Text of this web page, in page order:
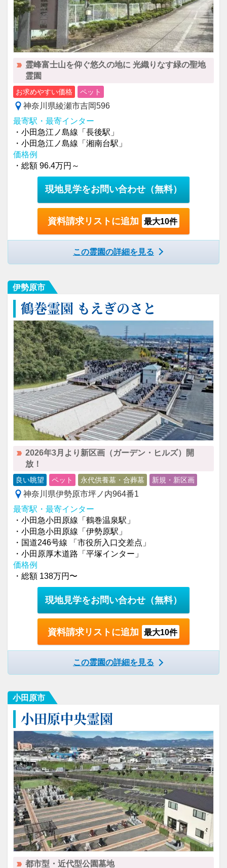
霊峰富士山を仰ぐ悠久の地に 光織りなす緑の聖地
霊園
お求めやすい価格 ペット
神奈川県綾瀬市吉岡596
最寄駅・最寄インター
・小田急江ノ島線「長後駅」
・小田急江ノ島線「湘南台駅」
価格例
・総額 96.4万円～
現地見学をお問い合わせ （無料）
資料請求リストに追加 最大10件
この霊園の詳細を見る
伊勢原市
鶴巻霊園 もえぎのさと
2026年3月より新区画（ガーデン・ヒルズ）開
放！
良い眺望 ペット 永代供養墓・合葬墓 新規・新区画
神奈川県伊勢原市坪ノ内964番1
最寄駅・最寄インター
・小田急小田原線「鶴巻温泉駅」
・小田急小田原線「伊勢原駅」
・国道246号線 「市役所入口交差点」
・小田原厚木道路「平塚インター」
価格例
・総額 138万円〜
現地見学をお問い合わせ （無料）
資料請求リストに追加 最大10件
この霊園の詳細を見る
小田原市
小田原中央霊園
都市型・近代型公園墓地